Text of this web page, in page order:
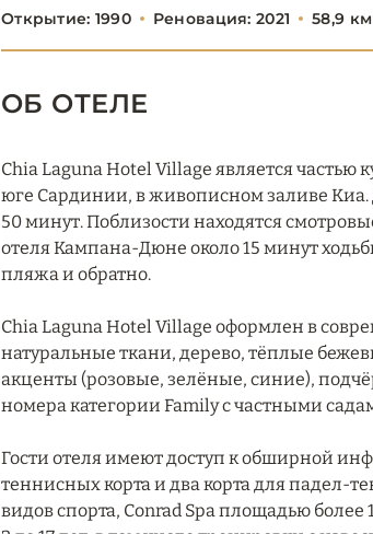
Открытие: 1990 Реновация: 2021 58,9
ОБ ОТЕЛЕ
Chia Laguna Hotel Village является частью
юге Сардинии, в живописном заливе Киа.
50 минут. Поблизости находятся
отеля Кампана-Дюне около 15 минут
пляжа и обратно.
Chia Laguna Hotel Village оформлен в
натуральные ткани, дерево, тёплые
акценты (розовые, зелёные, синие),
номера категории Family с частными
Гости отеля имеют доступ к обширной
теннисных корта и два корта для падел-
видов спорта, Conrad Spa площадью более